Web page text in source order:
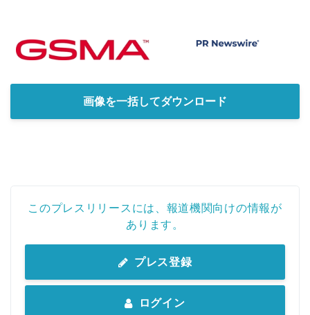
画像を一括してダウンロード
このプレスリリースには、報道機関向けの情報が
あります。
プレス登録
ログイン